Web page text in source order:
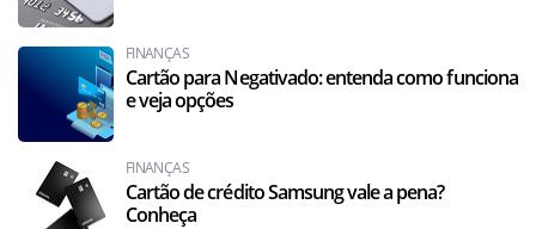
FINANÇAS
Cartão para Negativado: entenda como funciona
e veja opções
FINANÇAS
Cartão de crédito Samsung vale a pena?
Conheça